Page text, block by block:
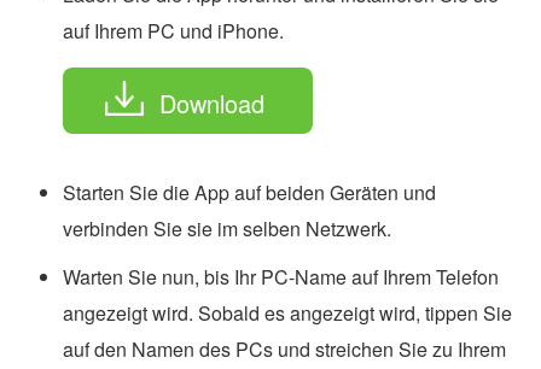
auf Ihrem PC und iPhone.
Download
Starten Sie die App auf beiden Geräten und
verbinden Sie sie im selben Netzwerk.
Warten Sie nun, bis Ihr PC-Name auf Ihrem Telefon
angezeigt wird. Sobald es angezeigt wird, tippen Sie
auf den Namen des PCs und streichen Sie zu Ihrem